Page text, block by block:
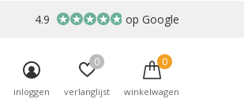
inloggen verlanglijst
0
winkelwagen
0
4.9 op Google